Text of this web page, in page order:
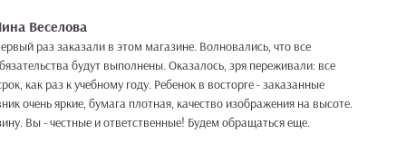
Веселова
раз заказали в этом магазине. Волновались, что все
будут выполнены. Оказалось, зря переживали: все
как раз к учебному году. Ребенок в восторге - заказанные
очень яркие, бумага плотная, качество изображения на высоте.
Вы - честные и ответственные! Будем обращаться еще.